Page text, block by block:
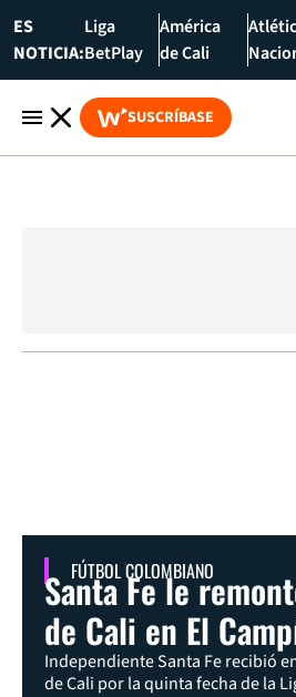
ES
NOTICIA:
Liga
BetPlay
América
de Cali
SUSCRÍBASE
FÚTBOL COLOMBIANO
Santa Fe le
de Cali en El
Independiente Santa Fe recibió
de Cali por la quinta fecha de la